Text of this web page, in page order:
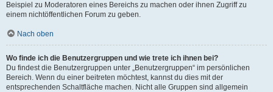
Beispiel zu Moderatoren eines Bereichs zu machen oder ihnen Zugriff zu
einem nichtöffentlichen Forum zu geben.
Nach oben
Wo finde ich die Benutzergruppen und wie trete ich ihnen bei?
Du findest die Benutzergruppen unter „Benutzergruppen“ im persönlichen
Bereich. Wenn du einer beitreten möchtest, kannst du dies mit der
entsprechenden Schaltfläche machen. Nicht alle Gruppen sind allgemein